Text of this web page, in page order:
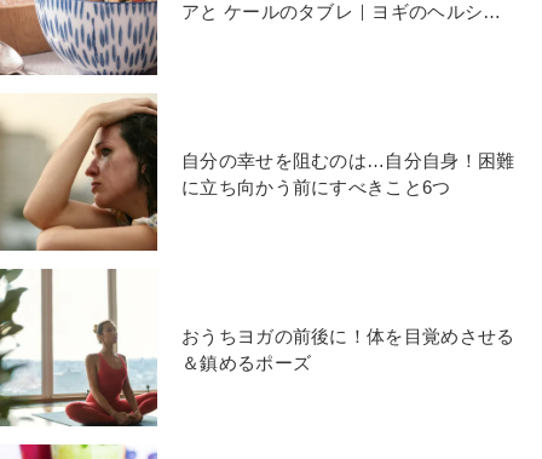
アと ケールのタブレ｜ヨギのヘルシー
自分の幸せを阻むのは…自分自身！困難
に立ち向かう前にすべきこと6つ
おうちヨガの前後に！体を目覚めさせる
＆鎮めるポーズ